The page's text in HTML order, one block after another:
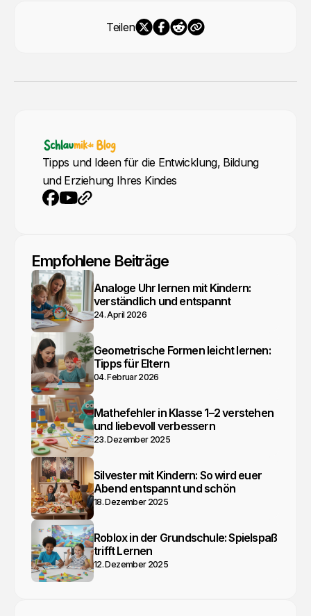
Teilen
Tipps und Ideen für die Entwicklung, Bildung
und Erziehung Ihres Kindes
Empfohlene Beiträge
Analoge Uhr lernen mit Kindern:
verständlich und entspannt
24. April 2026
Geometrische Formen leicht lernen:
Tipps für Eltern
04. Februar 2026
Mathefehler in Klasse 1–2 verstehen
und liebevoll verbessern
23. Dezember 2025
Silvester mit Kindern: So wird euer
Abend entspannt und schön
18. Dezember 2025
Roblox in der Grundschule: Spielspaß
trifft Lernen
12. Dezember 2025